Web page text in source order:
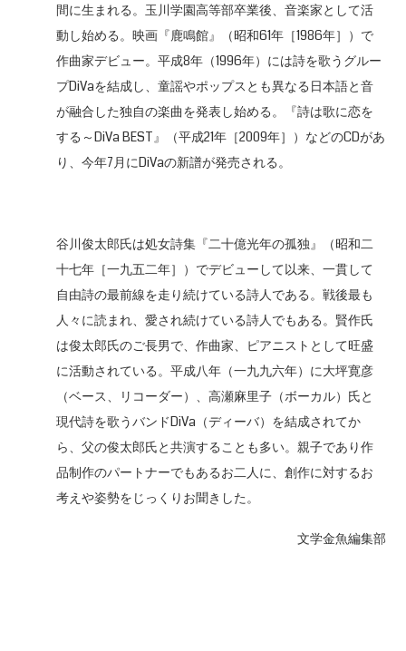
間に生まれる。玉川学園高等部卒業後、音楽家として活
動し始める。映画『鹿鳴館』（昭和61年［1986年］）で
作曲家デビュー。平成8年（1996年）には詩を歌うグルー
プDiVaを結成し、童謡やポップスとも異なる日本語と音
が融合した独自の楽曲を発表し始める。『詩は歌に恋を
する～DiVa BEST』（平成21年［2009年］）などのCDがあ
り、今年7月にDiVaの新譜が発売される。
谷川俊太郎氏は処女詩集『二十億光年の孤独』（昭和二
十七年［一九五二年］）でデビューして以来、一貫して
自由詩の最前線を走り続けている詩人である。戦後最も
人々に読まれ、愛され続けている詩人でもある。賢作氏
は俊太郎氏のご長男で、作曲家、ピアニストとして旺盛
に活動されている。平成八年（一九九六年）に大坪寛彦
（ベース、リコーダー）、高瀬麻里子（ボーカル）氏と
現代詩を歌うバンドDiVa（ディーバ）を結成されてか
ら、父の俊太郎氏と共演することも多い。親子であり作
品制作のパートナーでもあるお二人に、創作に対するお
考えや姿勢をじっくりお聞きした。
文学金魚編集部